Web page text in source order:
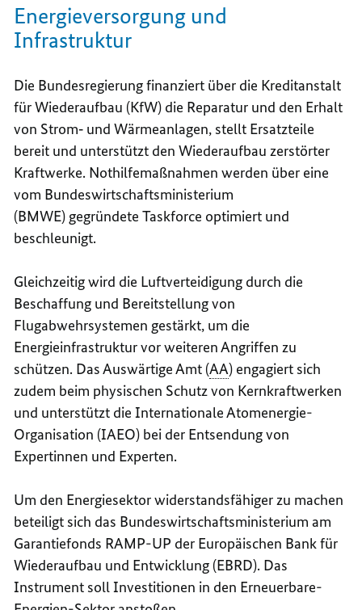
Energieversorgung und
Infrastruktur
Die Bundesregierung finanziert über die Kreditanstalt
für Wiederaufbau (KfW) die Reparatur und den Erhalt
von Strom‑ und Wärmeanlagen, stellt Ersatzteile
bereit und unterstützt den Wiederaufbau zerstörter
Kraftwerke. Nothilfemaßnahmen werden über eine
vom Bundeswirtschaftsministerium
(BMWE) gegründeteTaskforce optimiert und
beschleunigt.
Gleichzeitig wird die Luftverteidigung durch die
Beschaffung und Bereitstellung von
Flugabwehrsystemen gestärkt, um die
Energieinfrastruktur vor weiteren Angriffen zu
schützen. Das Auswärtige Amt (AA) engagiert sich
zudem beim physischen Schutz von Kernkraftwerken
und unterstützt die Internationale Atomenergie-
Organisation (IAEO) bei der Entsendung von
Expertinnen und Experten.
Um den Energiesektor widerstandsfähiger zu machen
beteiligt sich das Bundeswirtschaftsministerium am
Garantiefonds RAMP-UP der Europäischen Bank für
Wiederaufbau und Entwicklung (EBRD). Das
Instrument soll Investitionen in den Erneuerbare-